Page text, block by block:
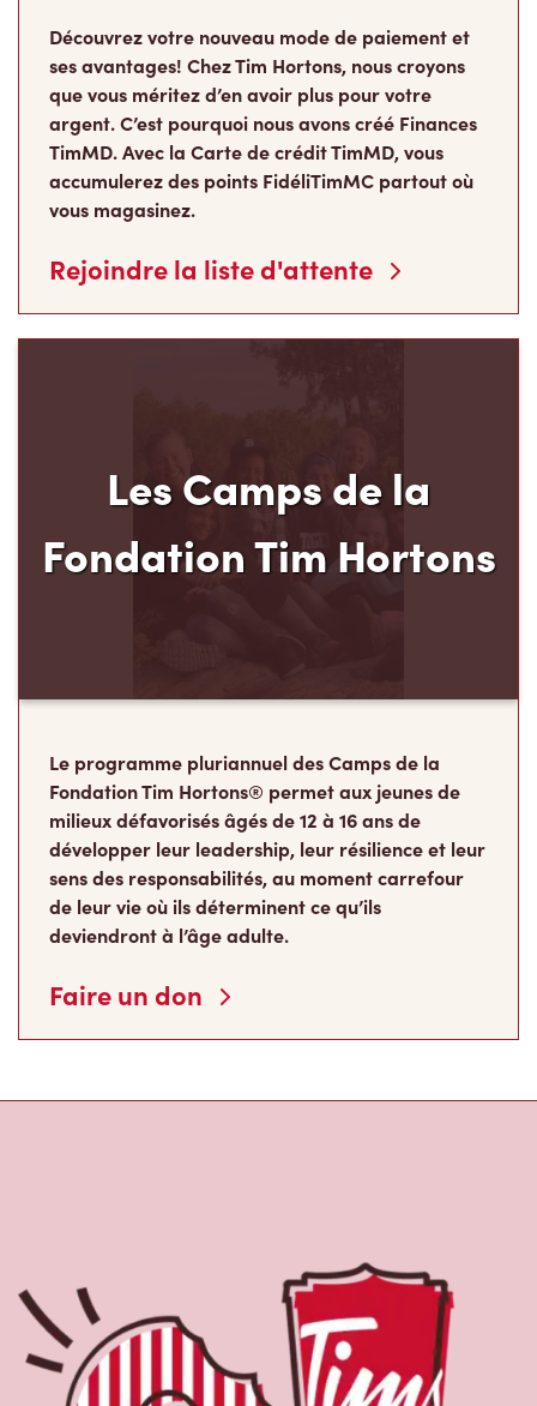
que vous méritez d’en avoir plus pour votre
argent. C’est pourquoi nous avons créé Finances
TimMD. Avec la Carte de crédit TimMD, vous
accumulerez des points FidéliTimMC partout où
vous magasinez.
Rejoindre la liste d'attente
Fondation Tim Hortons
Le programme pluriannuel des Camps de la
milieux défavorisés âgés de 12 à 16 ans de
développer leur leadership, leur résilience et leur
sens des responsabilités, au moment carrefour
de leur vie où ils déterminent ce qu’ils
deviendront à l’âge adulte.
Faire un don